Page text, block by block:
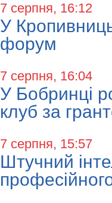
7 серпня, 16:12
У
форум
7 серпня, 16:04
У Бобринці
клуб за
7 серпня, 15:57
Штучний